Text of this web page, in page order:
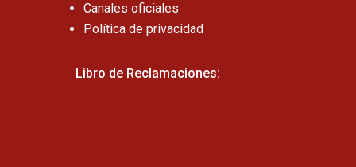
Canales oficiales
Política de privacidad
Libro de Reclamaciones: